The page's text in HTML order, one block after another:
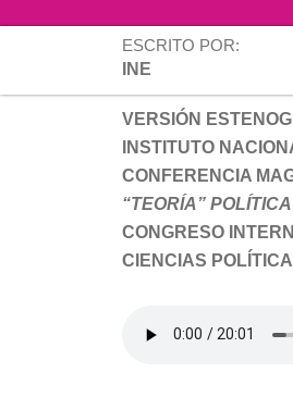
ESCRITO POR:
INE
VERSIÓN
INSTITUTO
CONFERENCIA
“TEORÍA”
CONGRESO
CIENCIAS